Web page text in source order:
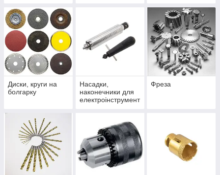
Диски, круги на
болгарку
Насадки,
наконечники для
електроінструмент
Фреза